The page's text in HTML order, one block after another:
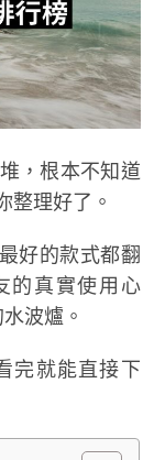
，根本不知道
整理好了。
好的款式都翻
的真實使用心
波爐。
完就能直接下